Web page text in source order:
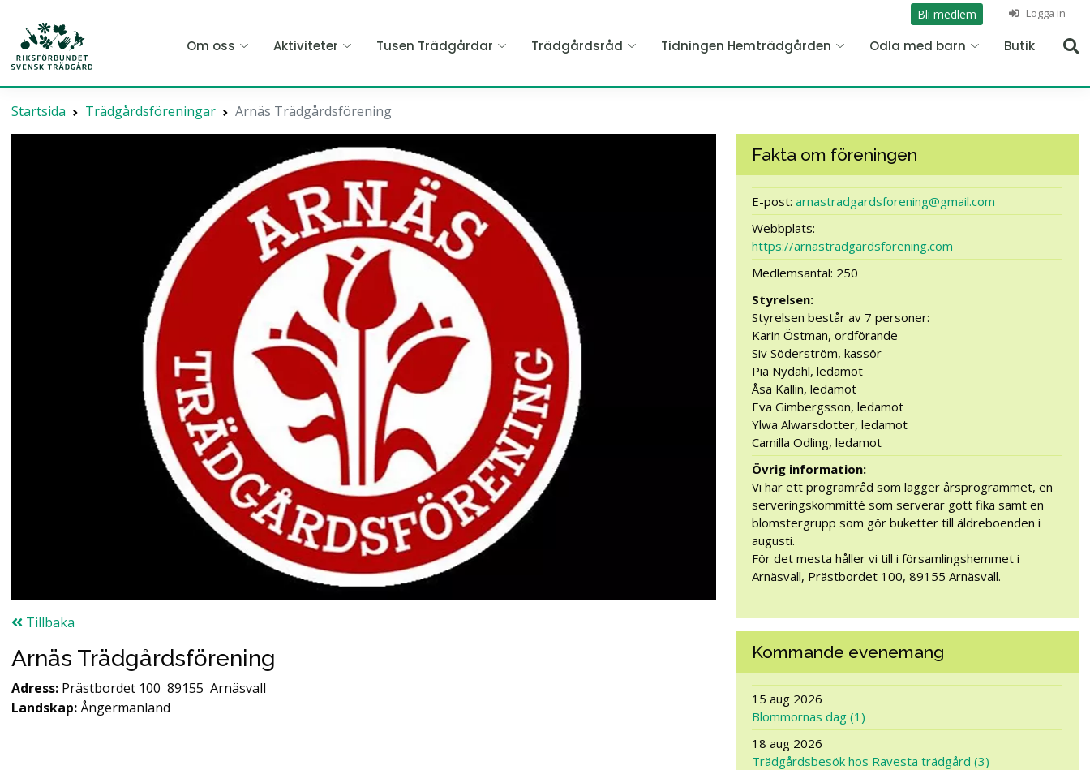
Hoppa
huvudinnehållet
Bli medlem Logga in
Om oss Aktiviteter Tusen Trädgårdar Trädgårdsråd Tidningen Hemträdgården Odla med barn Butik
Startsida Trädgårdsföreningar Arnäs Trädgårdsförening
Tillbaka
Arnäs Trädgårdsförening
Adress: Prästbordet 100 89155 Arnäsvall
Landskap:Ångermanland
Fakta om föreningen
E-post:arnastradgardsforening@gmail.com
Webbplats:
https://arnastradgardsforening.com
Medlemsantal: 250
Styrelsen:
Styrelsen består av 7 personer:
Karin Östman, ordförande
Siv Söderström, kassör
Pia Nydahl, ledamot
Åsa Kallin, ledamot
Eva Gimbergsson, ledamot
Ylwa Alwarsdotter, ledamot
Camilla Ödling, ledamot
Övrig information:
Vi har ett programråd som lägger årsprogrammet, en
serveringskommitté som serverar gott fika samt en
blomstergrupp som gör buketter till äldreboenden i
augusti.
För det mesta håller vi till i församlingshemmet i
Arnäsvall, Prästbordet 100, 89155 Arnäsvall.
Kommande evenemang
15 aug 2026
Blommornas dag (1)
18 aug 2026
Trädgårdsbesök hos Ravesta trädgård (3)